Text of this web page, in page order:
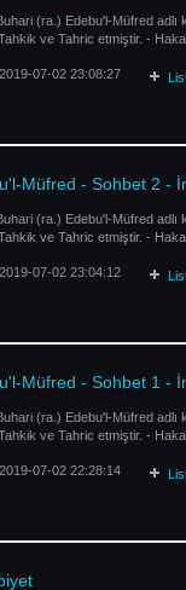
(ra.) Edebu'l-Müfred adlı
ve Tahric etmiştir. -
2019-07-02 23:08:27
Müfred - Sohbet 2 -
(ra.) Edebu'l-Müfred adlı
ve Tahric etmiştir. -
2019-07-02 23:04:12
Müfred - Sohbet 1 -
(ra.) Edebu'l-Müfred adlı
ve Tahric etmiştir. -
2019-07-02 22:28:14